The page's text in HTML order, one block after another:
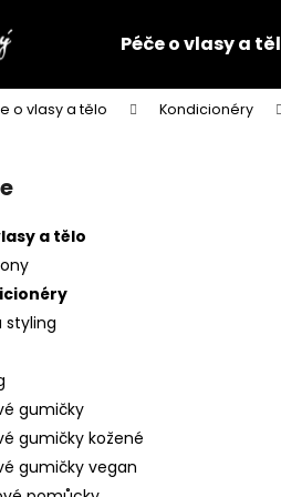
Péče o vlasy a
o vlasy a tělo Kondicionéry
a tělo
styling
gumičky
gumičky kožené
gumičky vegan
ČERNÁ